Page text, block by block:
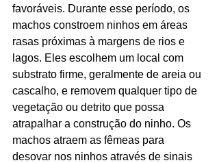
favoráveis. Durante esse período, os
machos constroem ninhos em áreas
rasas próximas à margens de rios e
lagos. Eles escolhem um local com
substrato firme, geralmente de areia ou
cascalho, e removem qualquer tipo de
vegetação ou detrito que possa
atrapalhar a construção do ninho. Os
machos atraem as fêmeas para
desovar nos ninhos através de sinais